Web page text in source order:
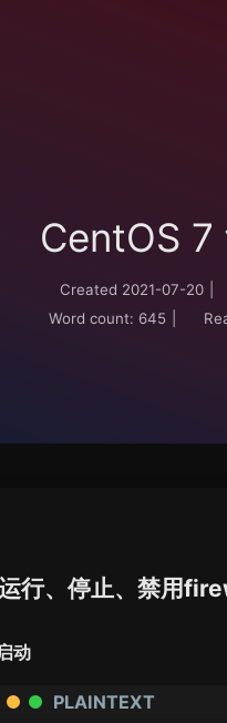
CentOS
Created 2021-07-20
Word count: 645
行、停止、禁用
动
PLAINTEXT